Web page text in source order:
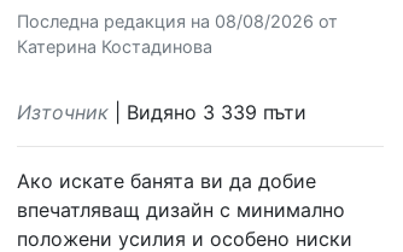
Последна редакция на 08/08/2026 от
Катерина Костадинова
Източник | Видяно 3 339 пъти
Ако искате банята ви да добие
впечатляващ дизайн с минимално
положени усилия и особено ниски